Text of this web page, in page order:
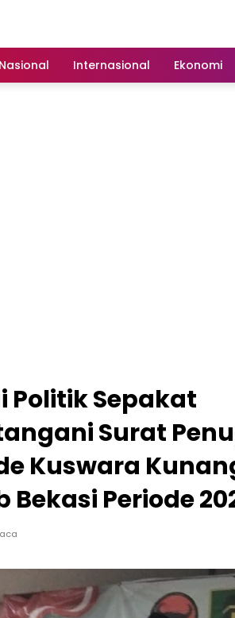
Nasional Internasional Ekonomi
Politik Sepakat
Surat
Kuswara
Bekasi Periode